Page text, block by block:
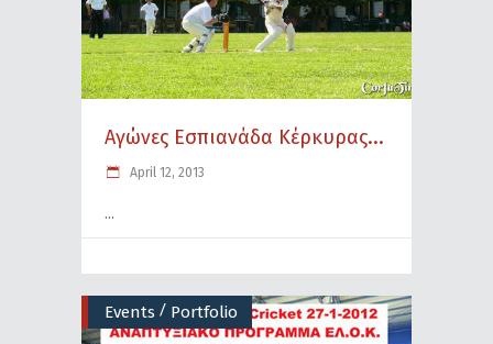
Αγώνες Εσπιανάδα Κέρκυρας...
April 12, 2013
Events / Portfolio